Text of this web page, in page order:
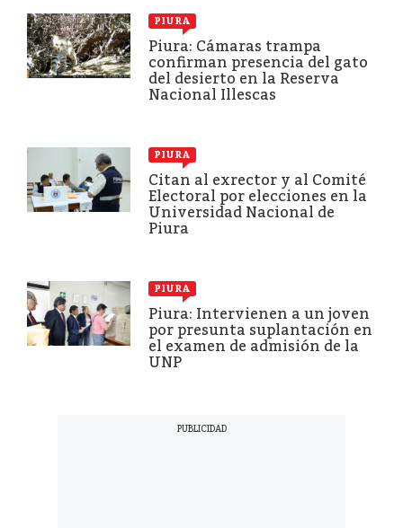
PIURA
Piura: Cámaras trampa
confirman presencia del gato
del desierto en la Reserva
Nacional Illescas
PIURA
Citan al exrector y al Comité
Electoral por elecciones en la
Universidad Nacional de
Piura
PIURA
Piura: Intervienen a un joven
por presunta suplantación en
el examen de admisión de la
UNP